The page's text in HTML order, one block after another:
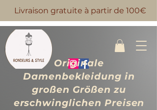
Livraison gratuite à partir de 100€
Originale
Damenbekleidung in
großen Größen zu
erschwinglichen Preisen